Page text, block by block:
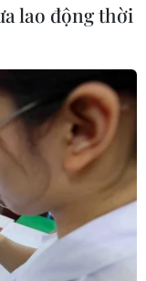
lao động thời